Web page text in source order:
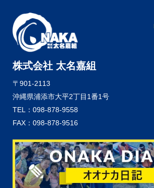
株式会社 太名嘉組
〒901-2113
沖縄県浦添市大平2丁目1番1号
TEL：098-878-9558
FAX：098-878-9516